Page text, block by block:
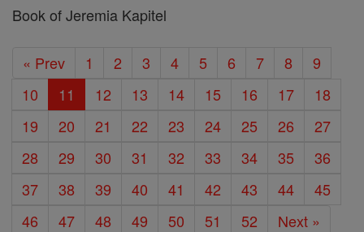
Book of Jeremia Kapitel
« Prev 1 2 3 4 5 6 7 8
9
10
11 12 13 14 15 16 17
18
19
20 21 22 23 24 25 26
27
28
29 30 31 32 33 34 35
36
37
38 39 40 41 42 43 44
45
46
47 48 49 50 51 52 Next »